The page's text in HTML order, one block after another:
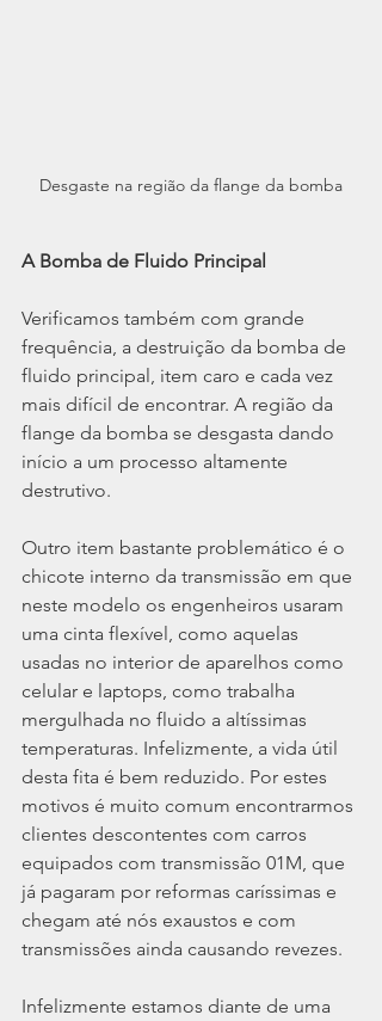
Desgaste na região da flange da bomba
A Bomba de Fluido Principal
Verificamos também com grande
frequência, a destruição da bomba de
fluido principal, item caro e cada vez
mais difícil de encontrar. A região da
flange da bomba se desgasta dando
início a um processo altamente
destrutivo.
Outro item bastante problemático é o
chicote interno da transmissão em que
neste modelo os engenheiros usaram
uma cinta flexível, como aquelas
usadas no interior de aparelhos como
celular e laptops, como trabalha
mergulhada no fluido a altíssimas
temperaturas. Infelizmente, a vida útil
desta fita é bem reduzido. Por estes
motivos é muito comum encontrarmos
clientes descontentes com carros
equipados com transmissão 01M, que
já pagaram por reformas caríssimas e
chegam até nós exaustos e com
transmissões ainda causando revezes.
Infelizmente estamos diante de uma